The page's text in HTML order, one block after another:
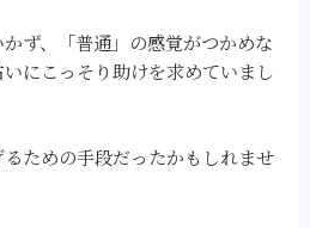
ず、「普通」の感覚がつかめな
にこっそり助けを求めていまし
ための手段だったかもしれませ